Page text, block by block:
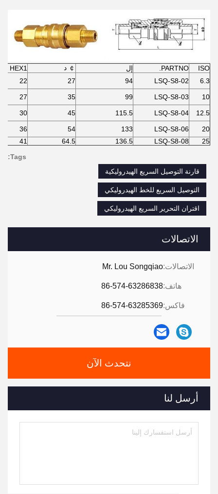
الاتصالات
الاتصالات:Mr. Lou Songqiao
هاتف:86-574-63286838
فاكس:86-574-63285369
نتحدث الآن
أرسل لنا
ISO
PARTNO. إل ￠ د
HEX1
6.3
LSQ-S8-02
94
27
22
10
LSQ-S8-03
99
35
27
12.5
LSQ-S8-04
115.5
45
30
20
LSQ-S8-06
133
54
36
25
LSQ-S8-08
136.5
64.5
41
Tags:
قارنة التوصيل السريع الهيدروليكية
التوصيل السريع للخط الهيدروليكي
اقتران التحرير السريع الهيدروليكي